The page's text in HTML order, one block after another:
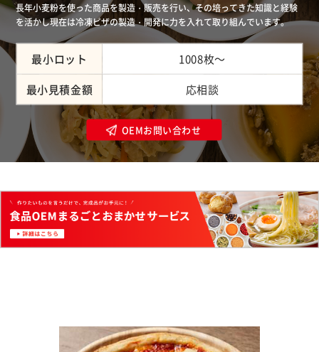
長年小麦粉を使った商品を製造・販売を行い、その培ってきた知識と経験
を活かし現在は冷凍ピザの製造・開発に力を入れて取り組んでいます。
最小ロット
1008枚～
最小見積金額
応相談
OEMお問い合わせ